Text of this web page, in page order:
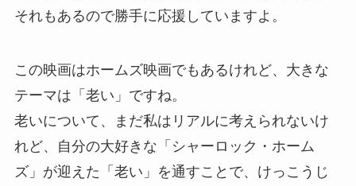
それもあるので勝手に応援していますよ。
この映画はホームズ映画でもあるけれど、大きな
テーマは「老い」ですね。
老いについて、まだ私はリアルに考えられないけ
れど、自分の大好きな「シャーロック・ホーム
ズ」が迎えた「老い」を通すことで、けっこうじ